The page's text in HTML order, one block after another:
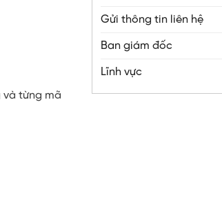
và từng mã
Gửi thông tin liên hệ
Ban giám đốc
Lĩnh vực